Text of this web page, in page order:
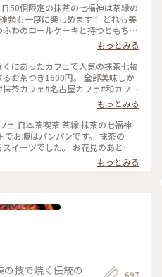
50個限定の抹茶の七福神は茶縁の
類も一度に楽しめます！ どれも美
わのロールケーキと持つともちー
現在は工事中で３月からリニュー
縁 #カフェ #抹茶
もっとみる
にあったカフェで人気の抹茶七福
お茶つき1600円。 全部美味しか
茶カフェ#名古屋カフェ#和カフェ
もっとみる
イーツでした。 お花見のあと
もっとみる
技で焼く伝統の
697